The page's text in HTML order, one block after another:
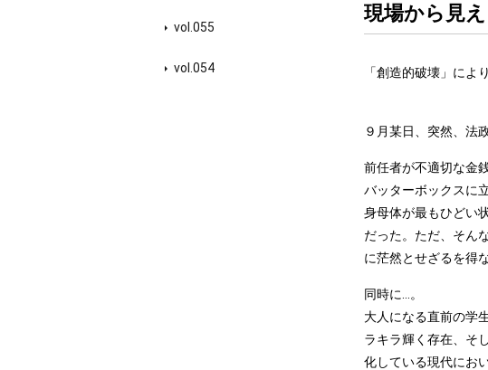
現場から見
「創造的破壊」によ
９月某日、突然、法
前任者が不適切な金
バッターボックスに
身母体が最もひどい
だった。ただ、そん
に茫然とせざるを得
同時に...。
大人になる直前の学
ラキラ輝く存在、そ
化している現代にお
vol.055
vol.054